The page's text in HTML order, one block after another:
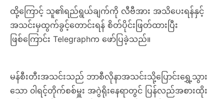
ထို့ကြောင့် သူ၏ရည်ရွယ်ချက်ကို လီဗီအား အသိပေးရန်နှင့်
အသင်းမှထွက်ခွင့်တောင်းရန် စိတ်ပိုင်းဖြတ်ထားပြီး
ဖြစ်ကြောင်း Telegraphက ဖော်ပြခဲ့သည်။
မန်စီးတီးအသင်းသည် ဘာစီလိုနာအသင်းသို့ပြောင်းရွှေ့သွား
သော ၀ါရင့်တိုက်စစ်မှူး အဂွဲရိုးနေရာတွင် ပြန်လည်အစားထိုး